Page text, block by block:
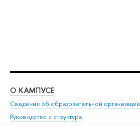
О КАМПУСЕ
Сведения об образовательной организации
Руководство и структура